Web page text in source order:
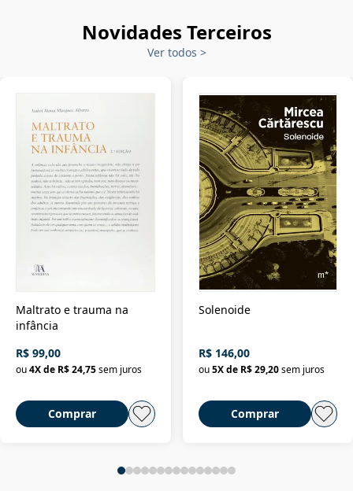
Novidades Terceiros
Ver todos >
Maltrato e trauma na
infância
R$ 99,00
ou4X de R$ 24,75sem juros
Comprar
Solenoide
R$ 146,00
ou 5X de R$ 29,20 sem juros
Comprar